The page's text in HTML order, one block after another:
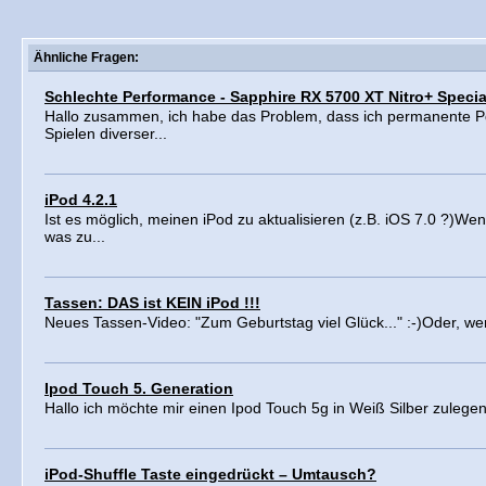
Ähnliche Fragen:
Schlechte Performance - Sapphire RX 5700 XT Nitro+
Hallo zusammen, ich habe das Problem, dass ich permanente
Spielen diverser...
iPod 4.2.1
Ist es möglich, meinen iPod zu aktualisieren (z.B. iOS 7.0
was zu...
Tassen: DAS ist KEIN iPod !!!
Neues Tassen-Video: "Zum Geburtstag viel Glück..." :-)Oder,
Ipod Touch 5. Generation
Hallo ich möchte mir einen Ipod Touch 5g in Weiß Silber
iPod-Shuffle Taste eingedrückt – Umtausch?